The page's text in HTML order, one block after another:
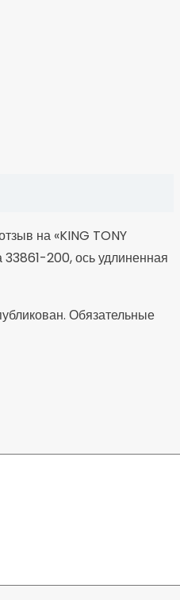
на «KING TONY
33861-200, ось удлиненная
Обязательные